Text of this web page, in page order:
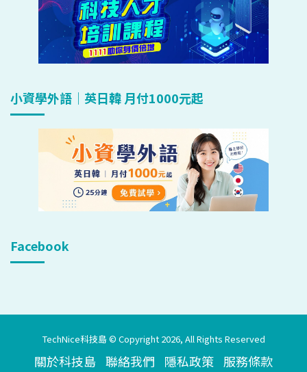
小資學外語｜英日韓 月付1000元起
Facebook
TechNice科技島 © Copyright 2026, All Rights Reserved
關於科技島 聯絡我們 隱私政策 服務條款